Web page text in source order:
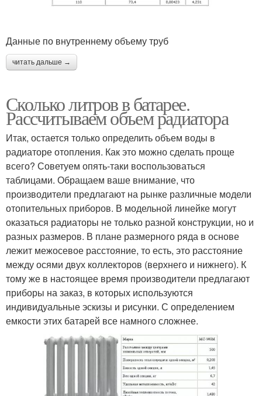
Данные по внутреннему объему труб
читать дальше →
Сколько литров в батарее.
Рассчитываем объем радиатора
Итак, остается только определить объем воды в
радиаторе отопления. Как это можно сделать проще
всего? Советуем опять-таки воспользоваться
таблицами. Обращаем ваше внимание, что
производители предлагают на рынке различные модели
отопительных приборов. В модельной линейке могут
оказаться радиаторы не только разной конструкции, но и
разных размеров. В плане размерного ряда в основе
лежит межосевое расстояние, то есть, это расстояние
между осями двух коллекторов (верхнего и нижнего). К
тому же в настоящее время производители предлагают
приборы на заказ, в которых используются
индивидуальные эскизы и рисунки. С определением
емкости этих батарей все намного сложнее.